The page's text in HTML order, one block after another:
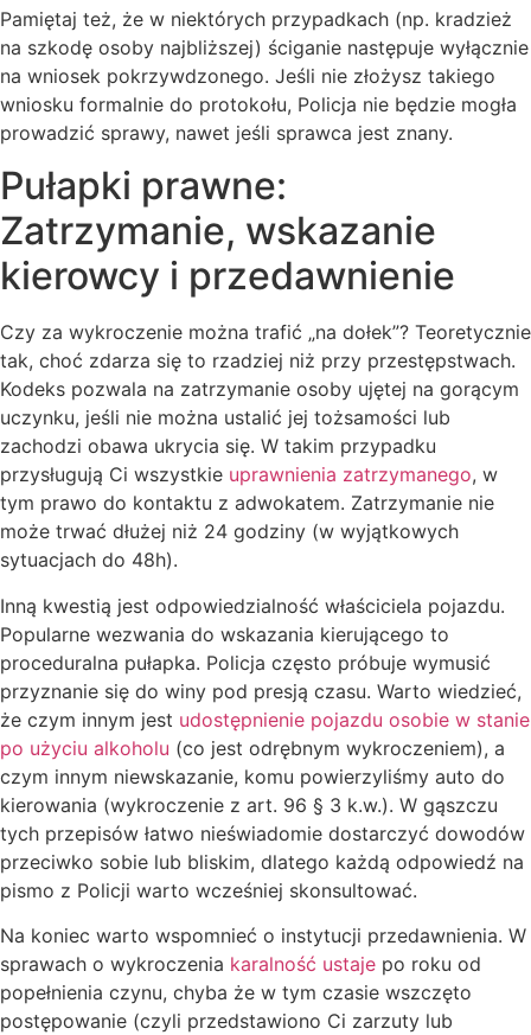
Pamiętaj też, że w niektórych przypadkach (np. kradzież
na szkodę osoby najbliższej) ściganie następuje wyłącznie
na wniosek pokrzywdzonego. Jeśli nie złożysz takiego
wniosku formalnie do protokołu, Policja nie będzie mogła
prowadzić sprawy, nawet jeśli sprawca jest znany.
Pułapki prawne:
Zatrzymanie, wskazanie
kierowcy i przedawnienie
Czy za wykroczenie można trafić „na dołek”? Teoretycznie
tak, choć zdarza się to rzadziej niż przy przestępstwach.
Kodeks pozwala na zatrzymanie osoby ujętej na gorącym
uczynku, jeśli nie można ustalić jej tożsamości lub
zachodzi obawa ukrycia się. W takim przypadku
przysługują Ci wszystkie uprawnienia zatrzymanego, w
tym prawo do kontaktu z adwokatem. Zatrzymanie nie
może trwać dłużej niż 24 godziny (w wyjątkowych
sytuacjach do 48h).
Inną kwestią jest odpowiedzialność właściciela pojazdu.
Popularne wezwania do wskazania kierującego to
proceduralna pułapka. Policja często próbuje wymusić
przyznanie się do winy pod presją czasu. Warto wiedzieć,
że czym innym jest udostępnienie pojazdu osobie w stanie
po użyciu alkoholu (co jest odrębnym wykroczeniem), a
czym innym niewskazanie, komu powierzyliśmy auto do
kierowania (wykroczenie z art. 96 § 3 k.w.). W gąszczu
tych przepisów łatwo nieświadomie dostarczyć dowodów
przeciwko sobie lub bliskim, dlatego każdą odpowiedź na
pismo z Policji warto wcześniej skonsultować.
Na koniec warto wspomnieć o instytucji przedawnienia. W
sprawach o wykroczenia karalność ustaje po roku od
popełnienia czynu, chyba że w tym czasie wszczęto
postępowanie (czyli przedstawiono Ci zarzuty lub